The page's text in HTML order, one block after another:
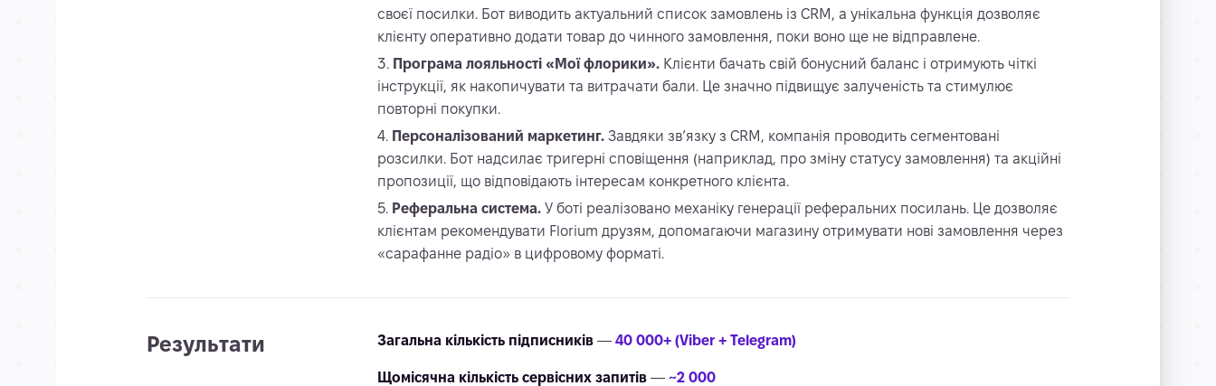
своєї посилки. Бот виводить актуальний список замовлень із CRM, а унікальна функція дозволяє
клієнту оперативно додати товар до чинного замовлення, поки воно ще не відправлене.
Програма лояльності «Мої флорики». Клієнти бачать свій бонусний баланс і отримують чіткі
інструкції, як накопичувати та витрачати бали. Це значно підвищує залученість та стимулює
повторні покупки.
Персоналізований маркетинг. Завдяки зв’язку з CRM, компанія проводить сегментовані
розсилки. Бот надсилає тригерні сповіщення (наприклад, про зміну статусу замовлення) та акційні
пропозиції, що відповідають інтересам конкретного клієнта.
Реферальна система. У боті реалізовано механіку генерації реферальних посилань. Це дозволяє
клієнтам рекомендувати Florium друзям, допомагаючи магазину отримувати нові замовлення через
«сарафанне радіо» в цифровому форматі.
Результати Загальна кількість підписників — 40 000+ (Viber + Telegram)
Щомісячна кількість сервісних запитів — ~2 000